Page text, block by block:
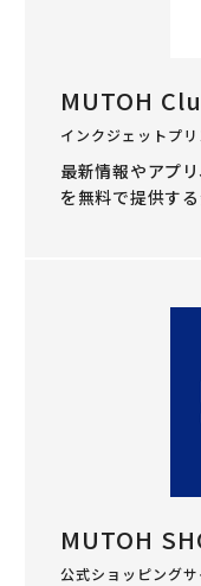
MUTOH
インクジェットプ
最新情報やアプ
を無料で提供す
MUTOH
公式ショッピングサ